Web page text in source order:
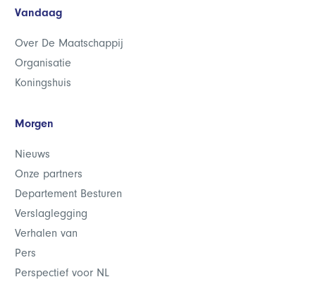
Vandaag
Over De Maatschappij
Organisatie
Koningshuis
Morgen
Nieuws
Onze partners
Departement Besturen
Verslaglegging
Verhalen van
Pers
Perspectief voor NL